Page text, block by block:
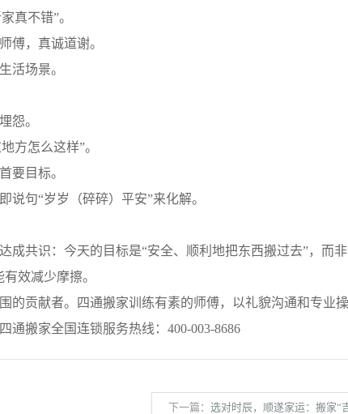
真不错”。
，真诚道谢。
活场景。
怨。
方怎么这样”。
要目标。
句“岁岁（碎碎）平安”来化解。
共识：今天的目标是“安全、顺利地把东西搬过去”，而非
效减少摩擦。
贡献者。四通搬家训练有素的师傅，以礼貌沟通和专业
通搬家全国连锁服务热线：400-003-8686
下一篇： 选对时辰，顺遂家运：搬家“吉时吉